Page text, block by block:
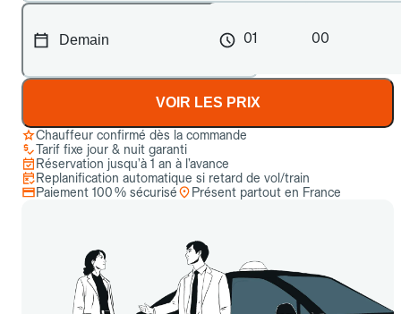
01 00
VOIR LES PRIX
Chauffeur confirmé dès la commande
Tarif fixe jour & nuit garanti
Réservation jusqu’à 1 an à l’avance
Replanification automatique si retard de vol/train
Paiement 100 % sécurisé
Présent partout en France